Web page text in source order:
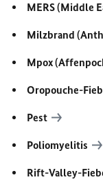
MERS (Middle
Milzbrand
Mpox
Oropouche-
Pest
Poliomyelitis
Rift-Valley-